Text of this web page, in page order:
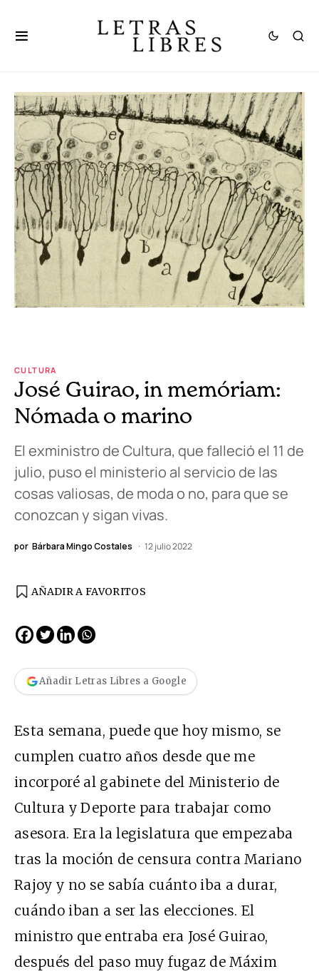
CULTURA
José Guirao, in memóriam:
Nómada o marino
El exministro de Cultura, que falleció el 11 de
julio, puso el ministerio al servicio de las
cosas valiosas, de moda o no, para que se
conozcan y sigan vivas.
por Bárbara Mingo Costales 12 julio 2022
AÑADIR A FAVORITOS
Añadir Letras Libres a Google
Esta semana, puede que hoy mismo, se
cumplen cuatro años desde que me
incorporé al gabinete del Ministerio de
Cultura y Deporte para trabajar como
asesora. Era la legislatura que empezaba
tras la moción de censura contra Mariano
Rajoy y no se sabía cuánto iba a durar,
cuándo iban a ser las elecciones. El
ministro que entraba era José Guirao,
después del paso muy fugaz de Máxim